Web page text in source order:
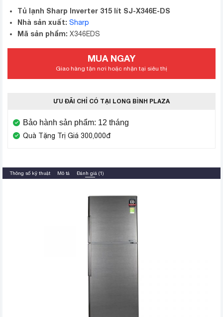
Tủ lạnh Sharp Inverter 315 lít SJ-X346E-DS
Nhà sản xuất: Sharp
Mã sản phẩm: X346EDS
MUA NGAY
Giao hàng tận nơi hoặc nhận tại siêu thị
ƯU ĐÃI CHỈ CÓ TẠI LONG BÌNH PLAZA
Bảo hành sản phẩm: 12 tháng
Quà Tặng Trị Giá 300,000đ
Thông số kỹ thuật Mô tả Đánh giá (1)